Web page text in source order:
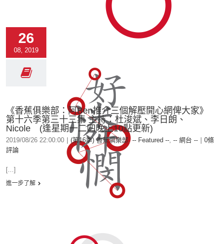
26
08, 2019
《香蕉俱樂部：阿Ben推介三個解壓開心網俾大家》
第十六季第三十三集 主持：杜浚斌、李日朗、
Nicole (逢星期一二四晚上10點更新)
2019/08/26 22:00:00 (第16季) 香蕉俱樂部, -- Featured --, -- 網台 --
0條
評論
[...]
進一步了解